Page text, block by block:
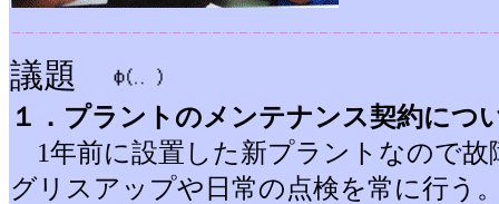
議題
１．プラントのメンテナンス契約につ
1年前に設置した新プラントなので故
グリスアップや日常の点検を常に行う